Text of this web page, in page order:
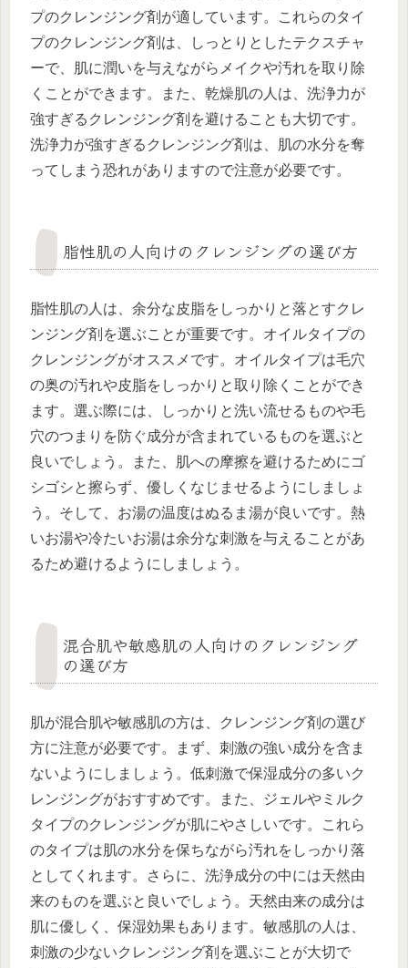
プのクレンジング剤が適しています。これらのタイ
プのクレンジング剤は、しっとりとしたテクスチャ
ーで、肌に潤いを与えながらメイクや汚れを取り除
くことができます。また、乾燥肌の人は、洗浄力が
強すぎるクレンジング剤を避けることも大切です。
洗浄力が強すぎるクレンジング剤は、肌の水分を奪
ってしまう恐れがありますので注意が必要です。
脂性肌の人向けのクレンジングの選び方
脂性肌の人は、余分な皮脂をしっかりと落とすクレ
ンジング剤を選ぶことが重要です。オイルタイプの
クレンジングがオススメです。オイルタイプは毛穴
の奥の汚れや皮脂をしっかりと取り除くことができ
ます。選ぶ際には、しっかりと洗い流せるものや毛
穴のつまりを防ぐ成分が含まれているものを選ぶと
良いでしょう。また、肌への摩擦を避けるためにゴ
シゴシと擦らず、優しくなじませるようにしましょ
う。そして、お湯の温度はぬるま湯が良いです。熱
いお湯や冷たいお湯は余分な刺激を与えることがあ
るため避けるようにしましょう。
混合肌や敏感肌の人向けのクレンジング
の選び方
肌が混合肌や敏感肌の方は、クレンジング剤の選び
方に注意が必要です。まず、刺激の強い成分を含ま
ないようにしましょう。低刺激で保湿成分の多いク
レンジングがおすすめです。また、ジェルやミルク
タイプのクレンジングが肌にやさしいです。これら
のタイプは肌の水分を保ちながら汚れをしっかり落
としてくれます。さらに、洗浄成分の中には天然由
来のものを選ぶと良いでしょう。天然由来の成分は
肌に優しく、保湿効果もあります。敏感肌の人は、
刺激の少ないクレンジング剤を選ぶことが大切で